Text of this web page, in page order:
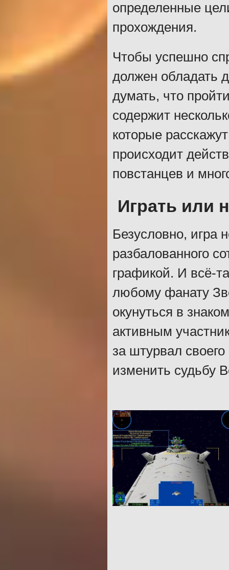
определенные
прохождения.
Чтобы успешно
должен обладать
думать, что
содержит
которые
происходит
повстанцев и
Играть или
Безусловно, игра
разбалованного
графикой. И всё-
любому фанату
окунуться в
активным
за штурвал
изменить судьбу